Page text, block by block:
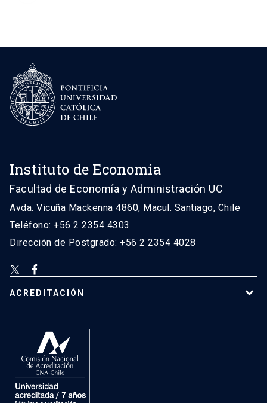
Instituto de Economía
Facultad de Economía y Administración UC
Avda. Vicuña Mackenna 4860, Macul. Santiago, Chile
Teléfono: +56 2 2354 4303
Dirección de Postgrado: +56 2 2354 4028
ACREDITACIÓN